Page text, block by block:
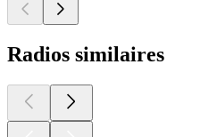
Radios similaires